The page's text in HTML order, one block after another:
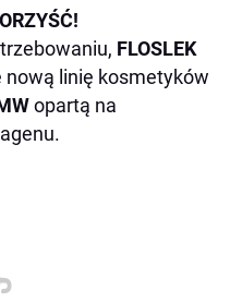
FLOSLEK
nową linię kosmetyków
opartą na